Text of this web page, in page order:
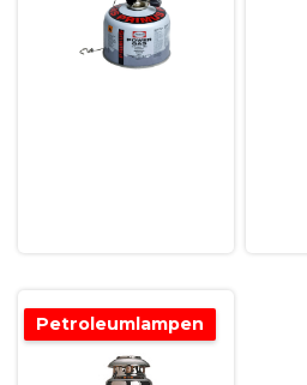
Petroleumlampen